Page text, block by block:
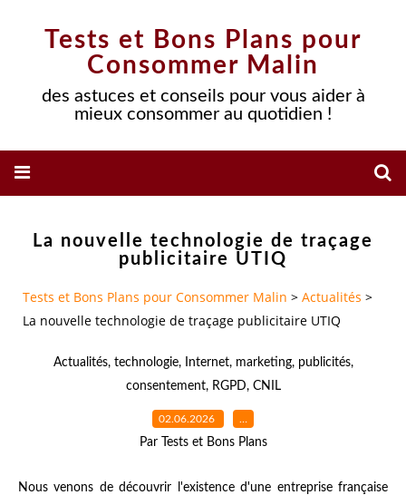
Tests et Bons Plans pour
Consommer Malin
des astuces et conseils pour vous aider à
mieux consommer au quotidien !
La nouvelle technologie de traçage
publicitaire UTIQ
Tests et Bons Plans pour Consommer Malin > Actualités >
La nouvelle technologie de traçage publicitaire UTIQ
Actualités, technologie, Internet, marketing, publicités,
consentement, RGPD, CNIL
02.06.2026 …
Par Tests et Bons Plans
Nous venons de découvrir l'existence d'une entreprise française